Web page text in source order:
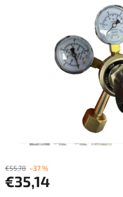
€55,78 –37 %
€35,14